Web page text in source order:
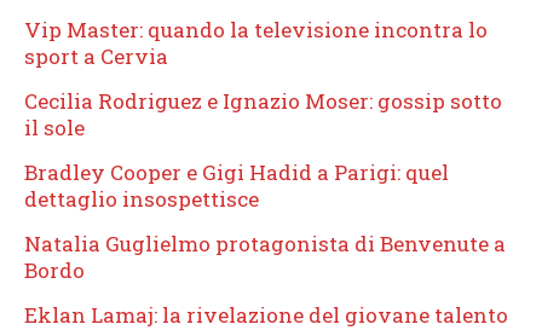
Vip Master: quando la televisione incontra lo
sport a Cervia
Cecilia Rodriguez e Ignazio Moser: gossip sotto
il sole
Bradley Cooper e Gigi Hadid a Parigi: quel
dettaglio insospettisce
Natalia Guglielmo protagonista di Benvenute a
Bordo
Eklan Lamaj: la rivelazione del giovane talento